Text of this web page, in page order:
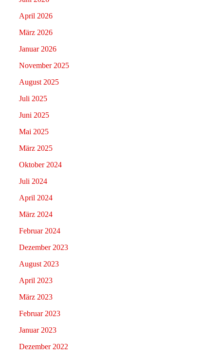
April 2026
März 2026
Januar 2026
November 2025
August 2025
Juli 2025
Juni 2025
Mai 2025
März 2025
Oktober 2024
Juli 2024
April 2024
März 2024
Februar 2024
Dezember 2023
August 2023
April 2023
März 2023
Februar 2023
Januar 2023
Dezember 2022